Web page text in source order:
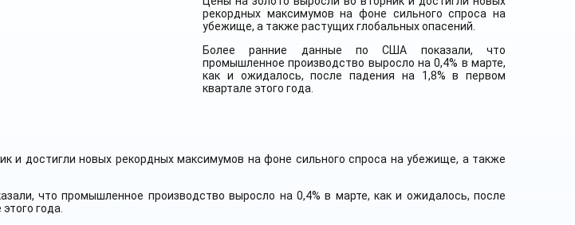
рекордных максимумов на фоне сильного спроса на
убежище, а также растущих глобальных опасений.
Более ранние данные по США показали, что
промышленное производство выросло на 0,4% в марте,
как и ожидалось, после падения на 1,8% в первом
квартале этого года.
и достигли новых рекордных максимумов на фоне сильного спроса на убежище, а также
что промышленное производство выросло на 0,4% в марте, как и ожидалось, после
года.